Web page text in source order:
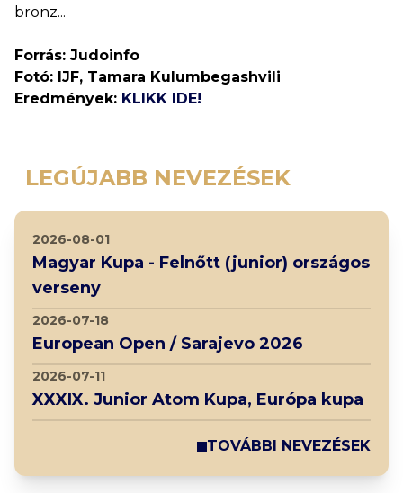
bronz...
Forrás: Judoinfo
Fotó: IJF, Tamara Kulumbegashvili
Eredmények: KLIKK IDE!
LEGÚJABB NEVEZÉSEK
2026-08-01
Magyar Kupa - Felnőtt (junior) országos
verseny
2026-07-18
European Open / Sarajevo 2026
2026-07-11
XXXIX. Junior Atom Kupa, Európa kupa
TOVÁBBI NEVEZÉSEK